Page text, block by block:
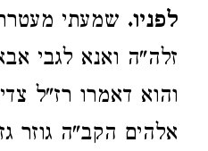
לפניו. שמעתי
זלה"ה ואנא לגבי
והוא דאמרו רז"ל
אלהים הקב"ה גוזר